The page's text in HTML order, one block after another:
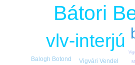
Bátori
vlv-interjú
Balogh Botond Vigvári Vendel